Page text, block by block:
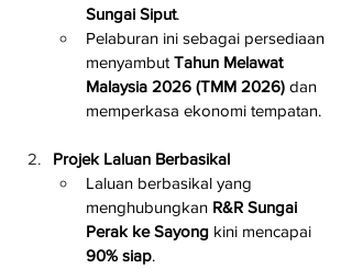
Sungai Siput.
Pelaburan ini sebagai persediaan
menyambut Tahun Melawat
Malaysia 2026 (TMM 2026) dan
memperkasa ekonomi tempatan.
Projek Laluan Berbasikal
Laluan berbasikal yang
menghubungkan R&R Sungai
Perak ke Sayong kini mencapai
90% siap.